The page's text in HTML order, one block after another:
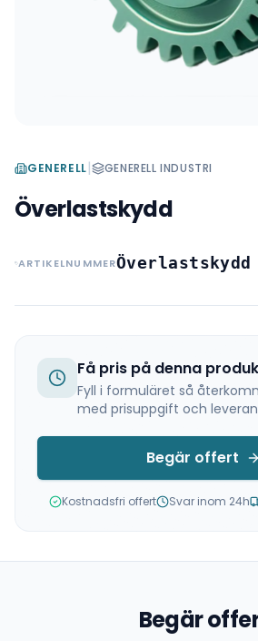
GENERELL| GENERELL INDUSTRI
Överlastskydd
ARTIKELNUMMERÖverlastskydd
Få pris på denna
Fyll i formuläret så
med prisuppgift och
Begär offert
Kostnadsfri offert Svar inom 24h
Begär